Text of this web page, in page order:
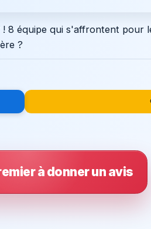
8 équipe qui s'affrontent pour
?
à donner un avis